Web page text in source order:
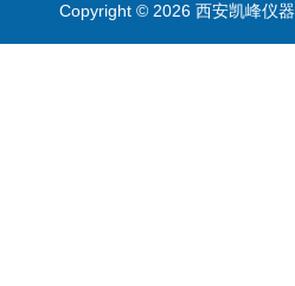
Copyright © 2026 西安凯峰仪